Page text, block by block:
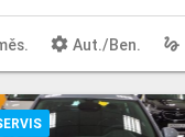
settings Aut./Ben. gesture